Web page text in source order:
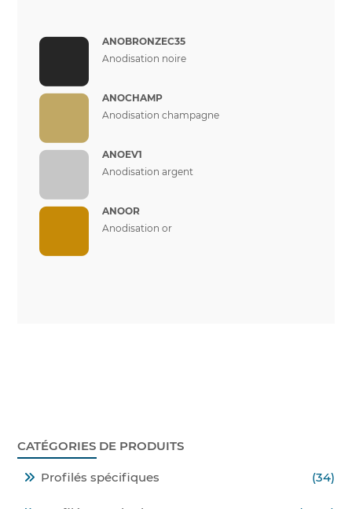
ANOBRONZEC35
Anodisation noire
ANOCHAMP
Anodisation champagne
ANOEV1
Anodisation argent
ANOOR
Anodisation or
CATÉGORIES DE PRODUITS
Profilés spécifiques (34)